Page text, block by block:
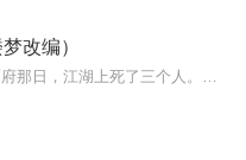
改编）